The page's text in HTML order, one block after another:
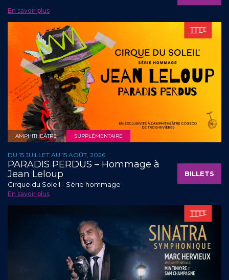
En savoir plus
AMPHITHÉÂTRE SUPPLÉMENTAIRE
DU 15 JUILLET AU 15 AOÛT, 2026
PARADIS PERDUS – Hommage à
Jean Leloup
Cirque du Soleil - Série hommage
En savoir plus
BILLETS